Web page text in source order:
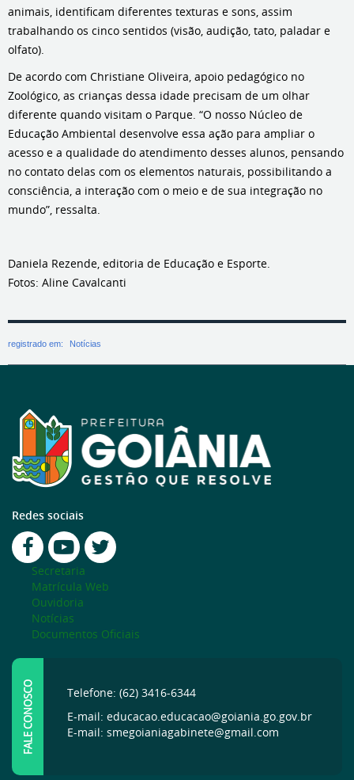
animais, identificam diferentes texturas e sons, assim
trabalhando os cinco sentidos (visão, audição, tato, paladar e
olfato).
De acordo com Christiane Oliveira, apoio pedagógico no
Zoológico, as crianças dessa idade precisam de um olhar
diferente quando visitam o Parque. “O nosso Núcleo de
Educação Ambiental desenvolve essa ação para ampliar o
acesso e a qualidade do atendimento desses alunos, pensando
no contato delas com os elementos naturais, possibilitando a
consciência, a interação com o meio e de sua integração no
mundo”, ressalta.
Daniela Rezende, editoria de Educação e Esporte.
Fotos: Aline Cavalcanti
registrado em: Notícias
Redes sociais
Secretaria
Matrícula Web
Ouvidoria
Notícias
Documentos Oficiais
FALE CONOSCO
Telefone: (62) 3416-6344
E-mail: educacao.educacao@goiania.go.gov.br
E-mail: smegoianiagabinete@gmail.com